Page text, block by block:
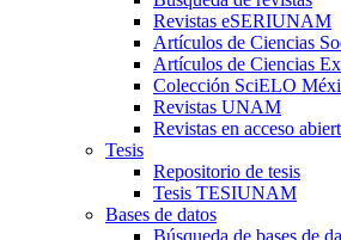
Revistas eSERIUNAM
Artículos de Ciencias
Artículos de Ciencias
Colección SciELO
Revistas UNAM
Revistas en acceso
Tesis
Repositorio de tesis
Tesis TESIUNAM
Bases de datos
Búsqueda de bases de